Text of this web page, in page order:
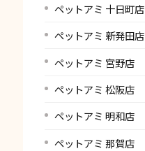
ペットアミ 十日町店
ペットアミ 新発田店
ペットアミ 宮野店
ペットアミ 松阪店
ペットアミ 明和店
ペットアミ 那賀店